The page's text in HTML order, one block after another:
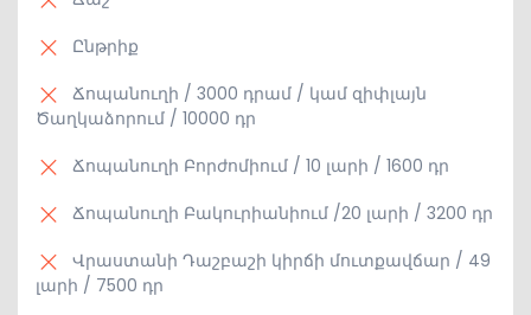
Ընթրիք
Ճոպանուղի / 3000 դրամ / կամ զիփլայն
Ծաղկաձորում / 10000 դր
Ճոպանուղի Բորժոմիում / 10 լարի / 1600 դր
Ճոպանուղի Բակուրիանիում /20 լարի / 3200 դր
Վրաստանի Դաշբաշի կիրճի մուտքավճար / 49
լարի / 7500 դր